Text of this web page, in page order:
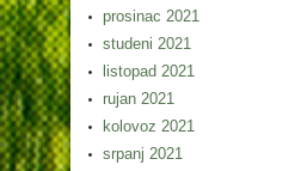
prosinac 2021
studeni 2021
listopad 2021
rujan 2021
kolovoz 2021
srpanj 2021